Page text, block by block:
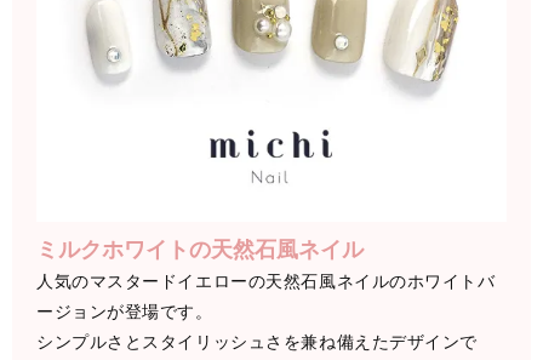
ミルクホワイトの天然石風ネイル
人気のマスタードイエローの天然石風ネイルのホワイトバ
ージョンが登場です。
シンプルさとスタイリッシュさを兼ね備えたデザインで